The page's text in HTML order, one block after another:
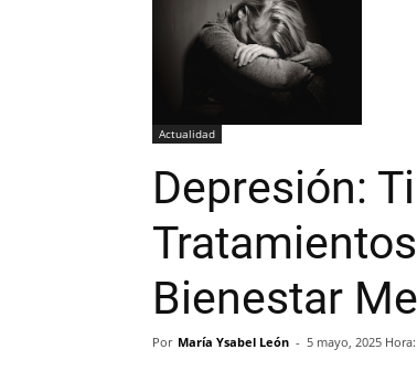
Actualidad
Depresión:
Bienestar
Por María Ysabel León - 5 mayo, 2025